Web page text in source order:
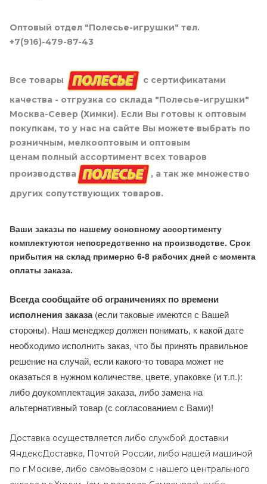
Оптовый отдел "Полесье-игрушки" тел.
+7(916)-479-87-43
Все товары
с сертификатами
качества - отгрузка со склада "Полесье-игрушки"
Москва-Север (Химки). Если Вы готовы к оптовым
покупкам, то у нас на сайте Вы можете выбрать по
розничным, мелкооптовым и оптовым
ценам полный ассортимент всех товаров
производства
, а так же множество
других сопутствующих товаров.
Ваши заказы по нашему основному ассортименту
комплектуются непосредственно на производстве. Срок
прибытия на склад примерно 6-8 рабочих дней с момента
оплаты заказа.
Всегда сообщайте об ограничениях по времени
исполнения заказа(если таковые имеются с Вашей
стороны). Наш менеджер должен понимать, к какой дате
необходимо исполнить заказ, что бы принять правильное
решение на случай, если какого-то товара может не
оказаться в нужном количестве, цвете, упаковке (и т.п.):
либо доукомплектация заказа, либо замена на
альтернативный товар (с согласованием с Вами)!
Доставка осуществляется либо службой доставки
ЯндексДоставка, Почтой России, либо нашей машиной
по г.Москве, либо самовывозом с нашего центрального